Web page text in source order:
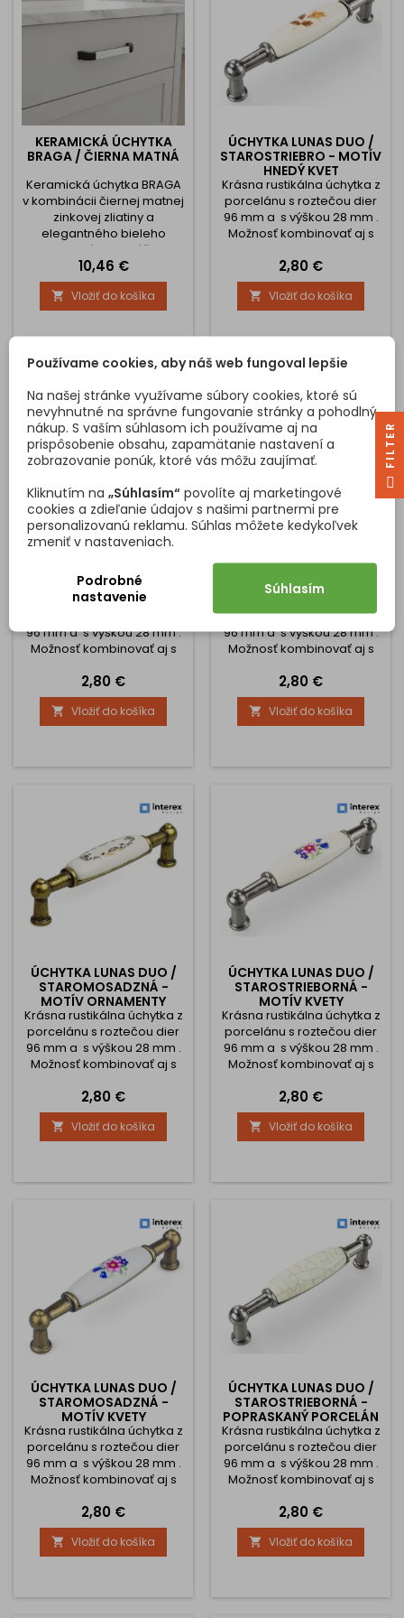
KERAMICKÁ ÚCHYTKA
BRAGA / ČIERNA MATNÁ
Keramická úchytka BRAGA
v kombinácii čiernej matnej
zinkovej zliatiny a
elegantného bieleho
porcelánu prináša
moderný, no zároveň
dekoratívny akcent pre váš
nábytok. Jej výrazný
kontrast tmavého kovu a
jedinečný dizajn, ktorý
kúpeľni, obývačke aj na
komodách či skrinkách v
štýle moderného...
Cena
10,46 €
 Vložiť do košíka
ÚCHYTKA LUNAS DUO /
STAROSTRIEBRO - MOTÍV
HNEDÝ KVET
Krásna rustikálna úchytka z
porcelánu s roztečou dier
96 mm a s výškou 28 mm .
Možnosť kombinovať aj s
Cena
2,80 €
 Vložiť do košíka
STAROMOSADZNÁ -
MOTÍV HNEDÝ KVET
Krásna rustikálna úchytka z
96 mm a s výškou 28 mm .
Možnosť kombinovať aj s
Cena
2,80 €
 Vložiť do košíka
ORNAMENTY
porcelánu s roztečou dier
96 mm a s výškou 28 mm .
Možnosť kombinovať aj s
Cena
2,80 €
 Vložiť do košíka
ÚCHYTKA LUNAS DUO /
STAROMOSADZNÁ -
MOTÍV ORNAMENTY
Krásna rustikálna úchytka z
porcelánu s roztečou dier
96 mm a s výškou 28 mm .
Možnosť kombinovať aj s
Cena
2,80 €
 Vložiť do košíka
ÚCHYTKA LUNAS DUO /
STAROSTRIEBORNÁ -
MOTÍV KVETY
Krásna rustikálna úchytka z
porcelánu s roztečou dier
96 mm a s výškou 28 mm .
Možnosť kombinovať aj s
Cena
2,80 €
 Vložiť do košíka
ÚCHYTKA LUNAS DUO /
STAROMOSADZNÁ -
MOTÍV KVETY
Krásna rustikálna úchytka z
porcelánu s roztečou dier
96 mm a s výškou 28 mm .
Možnosť kombinovať aj s
Cena
2,80 €
 Vložiť do košíka
ÚCHYTKA LUNAS DUO /
STAROSTRIEBORNÁ -
POPRASKANÝ PORCELÁN
Krásna rustikálna úchytka z
porcelánu s roztečou dier
96 mm a s výškou 28 mm .
Možnosť kombinovať aj s
Cena
2,80 €
 Vložiť do košíka
Používame cookies, aby náš web fungoval lepšie
Na našej stránke využívame súbory cookies, ktoré sú
nevyhnutné na správne fungovanie stránky a pohodlný
nákup. S vaším súhlasom ich používame aj na
prispôsobenie obsahu, zapamätanie nastavení a
zobrazovanie ponúk, ktoré vás môžu zaujímať.
Kliknutím na „Súhlasím“ povolíte aj marketingové
cookies a zdieľanie údajov s našimi partnermi pre
personalizovanú reklamu. Súhlas môžete kedykoľvek
zmeniť v nastaveniach.
Podrobné
nastavenie
Súhlasím
R